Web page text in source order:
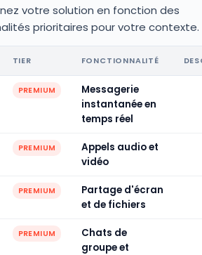
votre solution en fonction des
prioritaires pour votre contexte.
TIER FONCTIONNALITÉ
PREMIUM
Messagerie
instantanée en
temps réel
PREMIUM
Appels audio et
vidéo
PREMIUM
Partage d'écran
et de fichiers
PREMIUM
Chats de
groupe et